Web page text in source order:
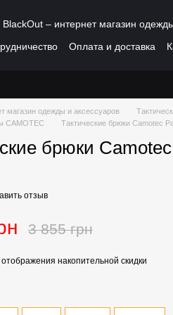
BlackOut – интернет магазин
Оплата и доставка
магазин одежды и аксессуаров
CAMOTEC
Тактические брюки Camotec
брюки
отзыв
3 855 грн
накопительной скидки